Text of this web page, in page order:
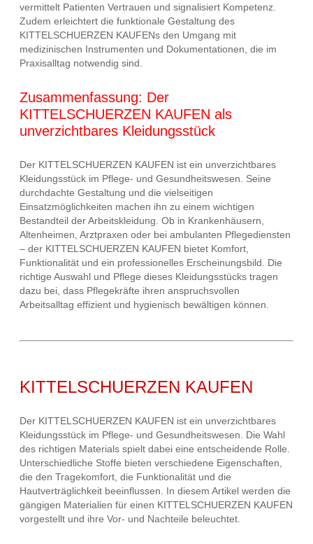
vermittelt Patienten Vertrauen und signalisiert Kompetenz.
Zudem erleichtert die funktionale Gestaltung des
KITTELSCHUERZEN KAUFENs den Umgang mit
medizinischen Instrumenten und Dokumentationen, die im
Praxisalltag notwendig sind.
Zusammenfassung: Der
KITTELSCHUERZEN KAUFEN als
unverzichtbares Kleidungsstück
Der KITTELSCHUERZEN KAUFEN ist ein unverzichtbares
Kleidungsstück im Pflege- und Gesundheitswesen. Seine
durchdachte Gestaltung und die vielseitigen
Einsatzmöglichkeiten machen ihn zu einem wichtigen
Bestandteil der Arbeitskleidung. Ob in Krankenhäusern,
Altenheimen, Arztpraxen oder bei ambulanten Pflegediensten
– der KITTELSCHUERZEN KAUFEN bietet Komfort,
Funktionalität und ein professionelles Erscheinungsbild. Die
richtige Auswahl und Pflege dieses Kleidungsstücks tragen
dazu bei, dass Pflegekräfte ihren anspruchsvollen
Arbeitsalltag effizient und hygienisch bewältigen können.
KITTELSCHUERZEN KAUFEN
Der KITTELSCHUERZEN KAUFEN ist ein unverzichtbares
Kleidungsstück im Pflege- und Gesundheitswesen. Die Wahl
des richtigen Materials spielt dabei eine entscheidende Rolle.
Unterschiedliche Stoffe bieten verschiedene Eigenschaften,
die den Tragekomfort, die Funktionalität und die
Hautverträglichkeit beeinflussen. In diesem Artikel werden die
gängigen Materialien für einen KITTELSCHUERZEN KAUFEN
vorgestellt und ihre Vor- und Nachteile beleuchtet.